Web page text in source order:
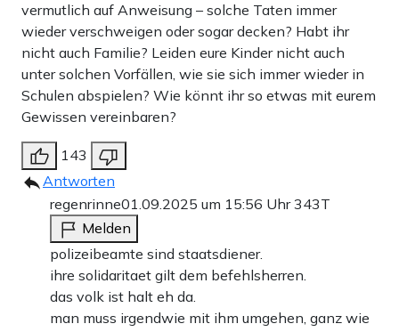
vermutlich auf Anweisung – solche Taten immer
wieder verschweigen oder sogar decken? Habt ihr
nicht auch Familie? Leiden eure Kinder nicht auch
unter solchen Vorfällen, wie sie sich immer wieder in
Schulen abspielen? Wie könnt ihr so etwas mit eurem
Gewissen vereinbaren?
143
Antworten
regenrinne01.09.2025 um 15:56 Uhr343T
Melden
polizeibeamte sind staatsdiener.
ihre solidaritaet gilt dem befehlsherren.
das volk ist halt eh da.
man muss irgendwie mit ihm umgehen, ganz wie